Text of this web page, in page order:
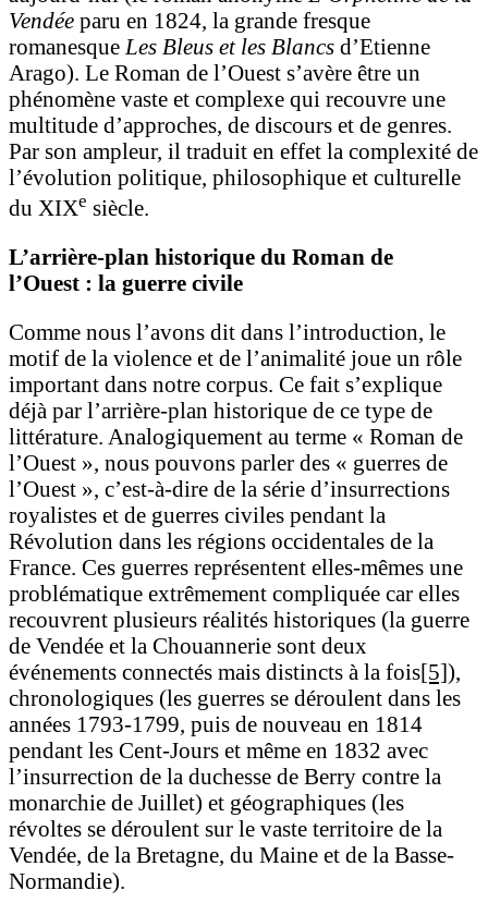
Vendée paru en 1824, la grande fresque
romanesque Les Bleus et les Blancs d’Etienne
Arago). Le Roman de l’Ouest s’avère être un
phénomène vaste et complexe qui recouvre une
multitude d’approches, de discours et de genres.
Par son ampleur, il traduit en effet la complexité de
l’évolution politique, philosophique et culturelle
du XIXe siècle.
L’arrière-plan historique du Roman de
l’Ouest : la guerre civile
Comme nous l’avons dit dans l’introduction, le
motif de la violence et de l’animalité joue un rôle
important dans notre corpus. Ce fait s’explique
déjà par l’arrière-plan historique de ce type de
littérature. Analogiquement au terme « Roman de
l’Ouest », nous pouvons parler des « guerres de
l’Ouest », c’est-à-dire de la série d’insurrections
royalistes et de guerres civiles pendant la
Révolution dans les régions occidentales de la
France. Ces guerres représentent elles-mêmes une
problématique extrêmement compliquée car elles
recouvrent plusieurs réalités historiques (la guerre
de Vendée et la Chouannerie sont deux
événements connectés mais distincts à la fois[5]),
chronologiques (les guerres se déroulent dans les
années 1793-1799, puis de nouveau en 1814
pendant les Cent-Jours et même en 1832 avec
l’insurrection de la duchesse de Berry contre la
monarchie de Juillet) et géographiques (les
révoltes se déroulent sur le vaste territoire de la
Vendée, de la Bretagne, du Maine et de la Basse-
Normandie).